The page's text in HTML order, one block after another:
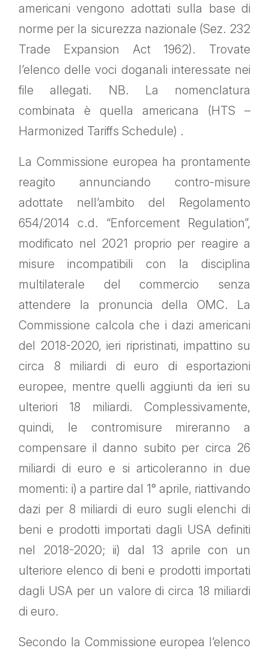
americani vengono adottati sulla base di
norme per la sicurezza nazionale (Sez. 232
Trade Expansion Act 1962). Trovate
l’elenco delle voci doganali interessate nei
file allegati. NB. La nomenclatura
combinata è quella americana (HTS –
Harmonized Tariffs Schedule) .
La Commissione europea ha prontamente
reagito annunciando contro-misure
adottate nell’ambito del Regolamento
654/2014 c.d. “Enforcement Regulation”,
modificato nel 2021 proprio per reagire a
misure incompatibili con la disciplina
multilaterale del commercio senza
attendere la pronuncia della OMC. La
Commissione calcola che i dazi americani
del 2018-2020, ieri ripristinati, impattino su
circa 8 miliardi di euro di esportazioni
europee, mentre quelli aggiunti da ieri su
ulteriori 18 miliardi. Complessivamente,
quindi, le contromisure mireranno a
compensare il danno subito per circa 26
miliardi di euro e si articoleranno in due
momenti: i) a partire dal 1° aprile, riattivando
dazi per 8 miliardi di euro sugli elenchi di
beni e prodotti importati dagli USA definiti
nel 2018-2020; ii) dal 13 aprile con un
ulteriore elenco di beni e prodotti importati
dagli USA per un valore di circa 18 miliardi
di euro.
Secondo la Commissione europea l’elenco